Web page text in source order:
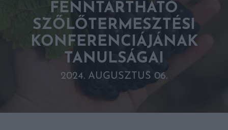
FENNTARTHATÓ
SZŐLŐTERMESZTÉSI
KONFERENCIÁJÁNAK
TANULSÁGAI
2024. AUGUSZTUS 06.